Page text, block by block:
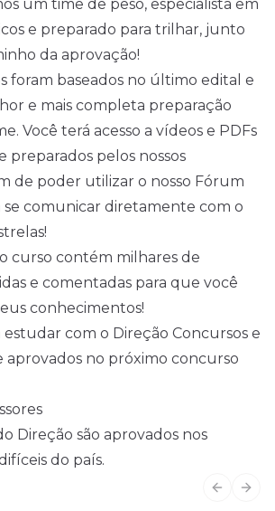
um time de peso, especialista em
e preparado para trilhar, junto
da aprovação!
foram baseados no último edital e
e mais completa preparação
Você terá acesso a vídeos e PDFs
preparados pelos nossos
de poder utilizar o nosso Fórum
se comunicar diretamente com o
curso contém milhares de
e comentadas para que você
conhecimentos!
estudar com o Direção Concursos e
aprovados no próximo concurso
Direção são aprovados nos
do país.